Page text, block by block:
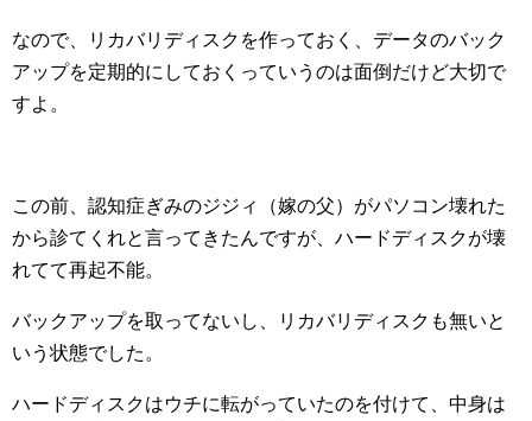
なので、リカバリディスクを作っておく、データのバック
アップを定期的にしておくっていうのは面倒だけど大切で
すよ。
この前、認知症ぎみのジジィ（嫁の父）がパソコン壊れた
から診てくれと言ってきたんですが、ハードディスクが壊
れてて再起不能。
バックアップを取ってないし、リカバリディスクも無いと
いう状態でした。
ハードディスクはウチに転がっていたのを付けて、中身は